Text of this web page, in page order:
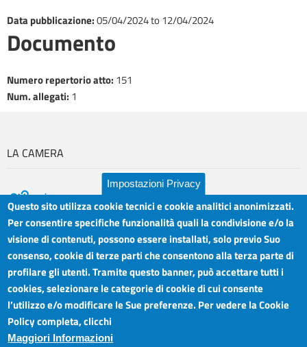
Data pubblicazione:05/04/2024to12/04/2024
Documento
​Numero repertorio atto: 151
Num. allegati: 1
LA CAMERA
Camera di Commercio Industria Artigianato e
Agricoltura del Sud Est Sicilia
Sede legale: Via Cappuccini, 2 - Catania
Sede territoriale: Piazza della Libertà - Ragusa
Sede territoriale: Via Duca degli Abruzzi, 4 - Siracusa
Posta elettronica certificata: ctrgsr
pec.ctrgsr.camcom.it
Sito:www.ctrgsr.camcom.gov.it
Orari sportelli:
Dal Lunedì al Venerdì ore
8.30 - 12.00
Martedì anche 15.45 - 17.45
Impostazioni Privacy
Questo sito utilizza cookie tecnici e cookie analitici anonimizzati.
Per consentire specifiche funzionalità quali la condivisione e/o la
visione di contenuti, possono essere installati, solo previo Suo
consenso, cookie di terze parti che consentono alla terza parte di
profilare gli utenti. Tramite questo banner, può accettare tutti i
cookies, selezionare le categorie di cookie di cui consente
l’utilizzo e/o modificare le Sue preferenze. Per vedere la Cookie
Policy completa, clicchi
Maggiori Informazioni